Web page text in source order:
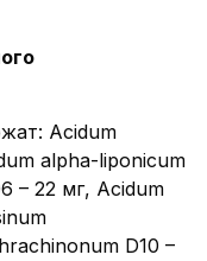
Acidum
alpha-liponicum
– 22 мг, Acidum
D10 –